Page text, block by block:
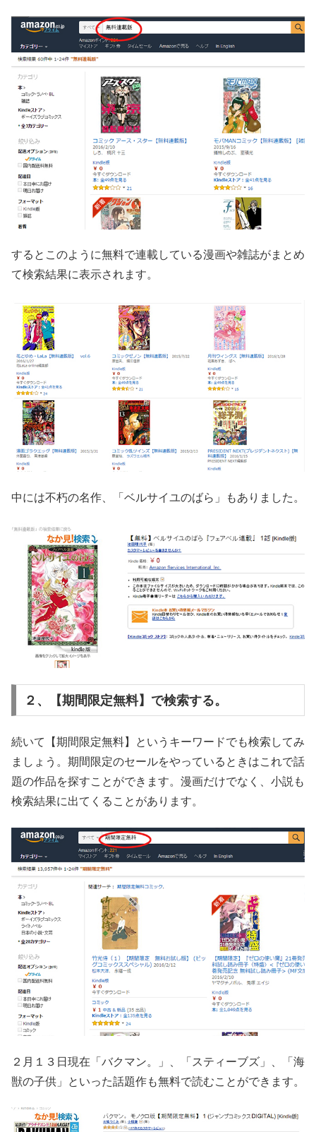
するとこのように無料で連載している漫画や雑誌がまとめ
て検索結果に表示されます。
中には不朽の名作、「ベルサイユのばら」もありました。
２、【期間限定無料】で検索する。
続いて【期間限定無料】というキーワードでも検索してみ
ましょう。期間限定のセールをやっているときはこれで話
題の作品を探すことができます。漫画だけでなく、小説も
検索結果に出てくることがあります。
２月１３日現在「バクマン。」、「スティーブズ」、「海
獣の子供」といった話題作も無料で読むことができます。